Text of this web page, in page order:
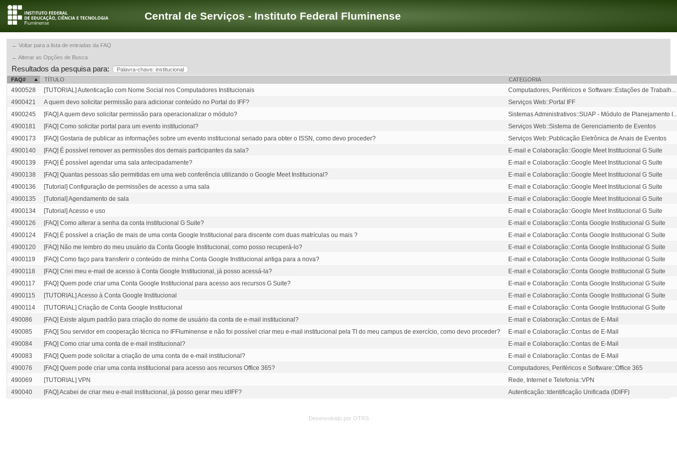
Central de Serviços - Instituto Federal Fluminense
← Voltar para a lista de entradas da FAQ
← Alterar as Opções de Busca
Resultados da pesquisa para:
Palavra-chave: institucional
FAQ#
TÍTULO CATEGORIA
4900528 [TUTORIAL] Autenticação com Nome Social nos Computadores Institucionais
Computadores, Periféricos e Software::Estações de Trabalh...
4900421
A quem devo solicitar permissão para adicionar conteúdo no Portal do IFF?
Serviços Web::Portal IFF
4900245
[FAQ] A quem devo solicitar permissão para operacionalizar o módulo?
Sistemas Administrativos::SUAP - Módulo de Planejamento I...
4900181
[FAQ] Como solicitar portal para um evento institucional?
Serviços Web::Sistema de Gerenciamento de Eventos
4900173
[FAQ] Gostaria de publicar as informações sobre um evento institucional seriado para obter o ISSN, como devo proceder?
Serviços Web::Publicação Eletrônica de Anais de Eventos
4900140
[FAQ] É possível remover as permissões dos demais participantes da sala?
E-mail e Colaboração::Google Meet Institucional G Suite
4900139
[FAQ] É possível agendar uma sala antecipadamente?
E-mail e Colaboração::Google Meet Institucional G Suite
4900138
[FAQ] Quantas pessoas são permitidas em uma web conferência utilizando o Google Meet Institucional?
E-mail e Colaboração::Google Meet Institucional G Suite
4900136
[Tutorial] Configuração de permissões de acesso a uma sala
E-mail e Colaboração::Google Meet Institucional G Suite
4900135
[Tutorial] Agendamento de sala
E-mail e Colaboração::Google Meet Institucional G Suite
4900134
[Tutorial] Acesso e uso
E-mail e Colaboração::Google Meet Institucional G Suite
4900126
[FAQ] Como alterar a senha da conta institucional G Suite?
E-mail e Colaboração::Conta Google Institucional G Suite
4900124
[FAQ] É possível a criação de mais de uma conta Google Institucional para discente com duas matrículas ou mais ?
E-mail e Colaboração::Conta Google Institucional G Suite
4900120
[FAQ] Não me lembro do meu usuário da Conta Google Institucional, como posso recuperá-lo?
E-mail e Colaboração::Conta Google Institucional G Suite
4900119
[FAQ] Como faço para transferir o conteúdo de minha Conta Google Institucional antiga para a nova?
E-mail e Colaboração::Conta Google Institucional G Suite
4900118
[FAQ] Criei meu e-mail de acesso à Conta Google Institucional, já posso acessá-la?
E-mail e Colaboração::Conta Google Institucional G Suite
4900117
[FAQ] Quem pode criar uma Conta Google Institucional para acesso aos recursos G Suite?
E-mail e Colaboração::Conta Google Institucional G Suite
4900115
[TUTORIAL] Acesso à Conta Google Institucional
E-mail e Colaboração::Conta Google Institucional G Suite
4900114
[TUTORIAL] Criação de Conta Google Institucional
E-mail e Colaboração::Conta Google Institucional G Suite
490086
[FAQ] Existe algum padrão para criação do nome de usuário da conta de e-mail institucional?
E-mail e Colaboração::Contas de E-Mail
490085
[FAQ] Sou servidor em cooperação técnica no IFFluminense e não foi possível criar meu e-mail institucional pela TI do meu campus de exercício, como devo proceder?
E-mail e Colaboração::Contas de E-Mail
490084
[FAQ] Como criar uma conta de e-mail institucional?
E-mail e Colaboração::Contas de E-Mail
490083
[FAQ] Quem pode solicitar a criação de uma conta de e-mail institucional?
E-mail e Colaboração::Contas de E-Mail
490076
[FAQ] Quem pode criar uma conta institucional para acesso aos recursos Office 365?
Computadores, Periféricos e Software::Office 365
490069
[TUTORIAL] VPN
Rede, Internet e Telefonia::VPN
490040
[FAQ] Acabei de criar meu e-mail institucional, já posso gerar meu idIFF? Autenticação::Identificação Unificada (IDIFF)
Desenvolvido por OTRS